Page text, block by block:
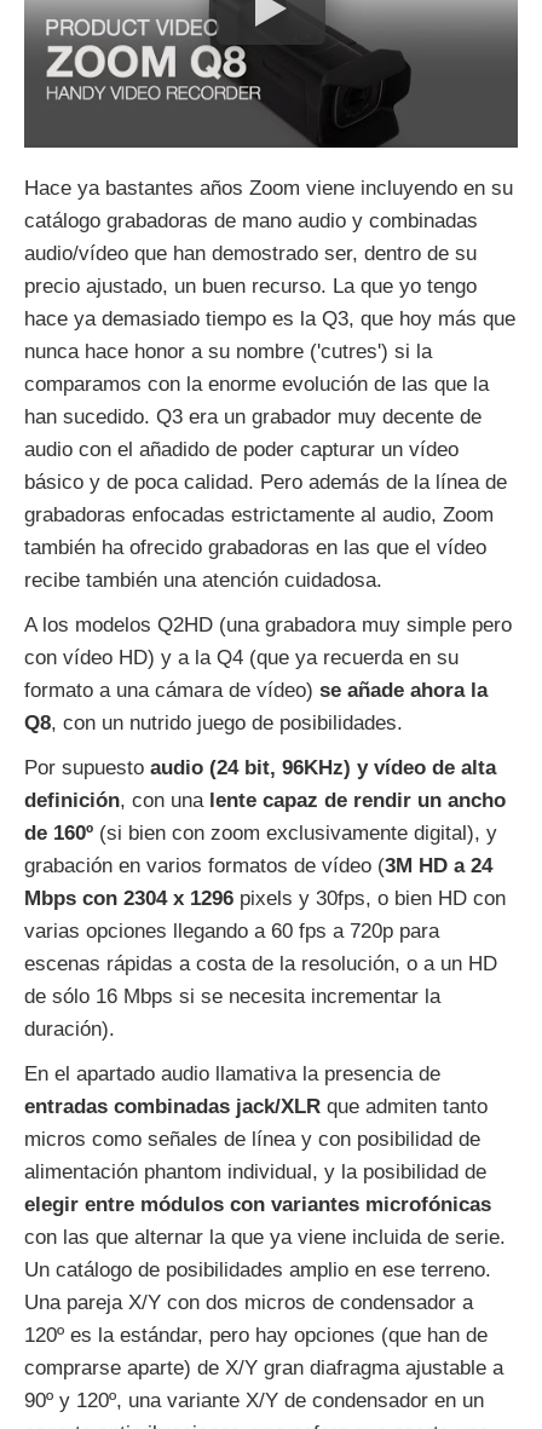
Hace ya bastantes años Zoom viene incluyendo en su
catálogo grabadoras de mano audio y combinadas
audio/vídeo que han demostrado ser, dentro de su
precio ajustado, un buen recurso. La que yo tengo
hace ya demasiado tiempo es la Q3, que hoy más que
nunca hace honor a su nombre ('cutres') si la
comparamos con la enorme evolución de las que la
han sucedido. Q3 era un grabador muy decente de
audio con el añadido de poder capturar un vídeo
básico y de poca calidad. Pero además de la línea de
grabadoras enfocadas estrictamente al audio, Zoom
también ha ofrecido grabadoras en las que el vídeo
recibe también una atención cuidadosa.
A los modelos Q2HD (una grabadora muy simple pero
con vídeo HD) y a la Q4 (que ya recuerda en su
formato a una cámara de vídeo) se añade ahora la
Q8, con un nutrido juego de posibilidades.
Por supuesto audio (24 bit, 96KHz) y vídeo de alta
definición, con una lente capaz de rendir un ancho
de 160º (si bien con zoom exclusivamente digital), y
grabación en varios formatos de vídeo (3M HD a 24
Mbps con 2304 x 1296 pixels y 30fps, o bien HD con
varias opciones llegando a 60 fps a 720p para
escenas rápidas a costa de la resolución, o a un HD
de sólo 16 Mbps si se necesita incrementar la
duración).
En el apartado audio llamativa la presencia de
entradas combinadas jack/XLR que admiten tanto
micros como señales de línea y con posibilidad de
alimentación phantom individual, y la posibilidad de
elegir entre módulos con variantes microfónicas
con las que alternar la que ya viene incluida de serie.
Un catálogo de posibilidades amplio en ese terreno.
Una pareja X/Y con dos micros de condensador a
120º es la estándar, pero hay opciones (que han de
comprarse aparte) de X/Y gran diafragma ajustable a
90º y 120º, una variante X/Y de condensador en un